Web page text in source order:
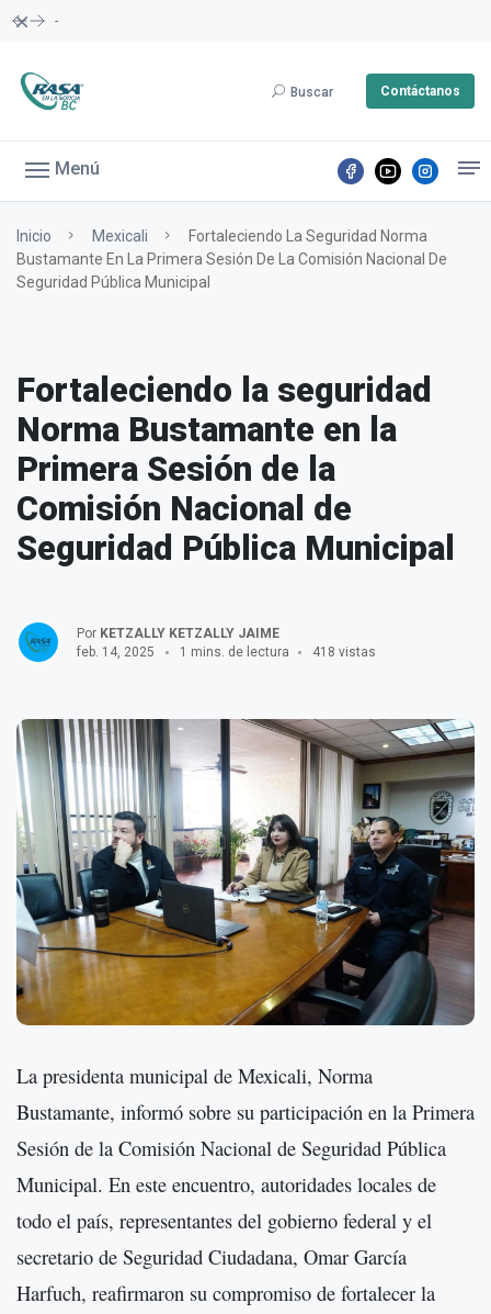
-
Dismiss
Buscar Contáctanos
Menú
Inicio Mexicali
Fortaleciendo La Seguridad Norma
Bustamante En La Primera Sesión De La Comisión Nacional De
Seguridad Pública Municipal
Fortaleciendo la seguridad
Norma Bustamante en la
Primera Sesión de la
Comisión Nacional de
Seguridad Pública Municipal
Por KETZALLY KETZALLY JAIME
feb. 14, 2025
1 mins. de lectura 418 vistas
La presidenta municipal de Mexicali, Norma
Bustamante, informó sobre su participación en la Primera
Sesión de la Comisión Nacional de Seguridad Pública
Municipal. En este encuentro, autoridades locales de
todo el país, representantes del gobierno federal y el
secretario de Seguridad Ciudadana, Omar García
Harfuch, reafirmaron su compromiso de fortalecer la